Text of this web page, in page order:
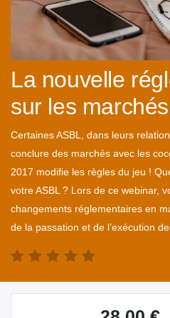
La nouvelle
sur les
Certaines ASBL, dans leurs
conclure des marchés avec les
2017 modifie les règles du jeu !
votre ASBL ? Lors de ce webinar,
changements réglementaires en
de la passation et de l’exécution